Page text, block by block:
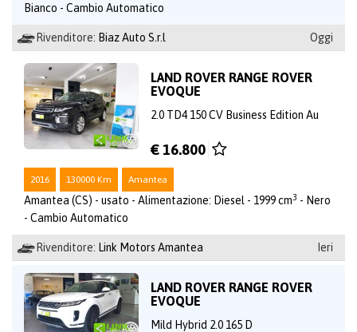
Bianco - Cambio Automatico
Rivenditore: Biaz Auto S.r.l Oggi
LAND ROVER RANGE ROVER
EVOQUE
2.0 TD4 150 CV Business Edition Au
€ 16.800
2016 130000 Km Amantea
Amantea (CS) - usato - Alimentazione: Diesel - 1999 cm3 - Nero
- Cambio Automatico
Rivenditore: Link Motors Amantea Ieri
LAND ROVER RANGE ROVER
EVOQUE
Mild Hybrid 2.0 165 D